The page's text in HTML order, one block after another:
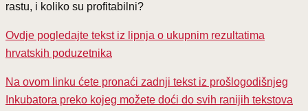
rastu, i koliko su profitabilni?
Ovdje pogledajte tekst iz lipnja o ukupnim rezultatima
hrvatskih poduzetnika
Na ovom linku ćete pronaći zadnji tekst iz prošlogodišnjeg
Inkubatora preko kojeg možete doći do svih ranijih tekstova